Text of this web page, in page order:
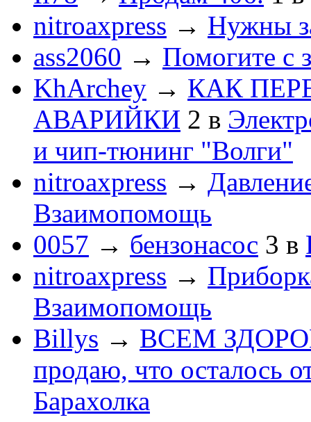
nitroaxpress → Нужны
ass2060 → Помогите с
KhArchey → КАК
АВАРИЙКИ 2 в
и чип-тюнинг "Волги"
nitroaxpress →
Взаимопомощь
0057 → бензонасос 3 в
nitroaxpress →
Взаимопомощь
Billys → ВСЕМ
продаю, что осталось
Барахолка